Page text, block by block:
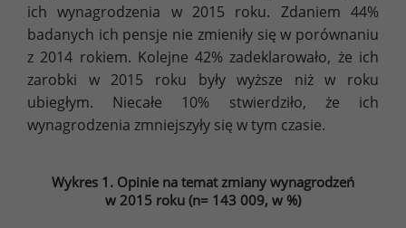
ich wynagrodzenia w 2015 roku. Zdaniem 44%
badanych ich pensje nie zmieniły się w porównaniu
z 2014 rokiem. Kolejne 42% zadeklarowało, że ich
zarobki w 2015 roku były wyższe niż w roku
ubiegłym. Niecałe 10% stwierdziło, że ich
wynagrodzenia zmniejszyły się w tym czasie.
Wykres 1. Opinie na temat zmiany wynagrodzeń
w 2015 roku (n= 143 009, w %)